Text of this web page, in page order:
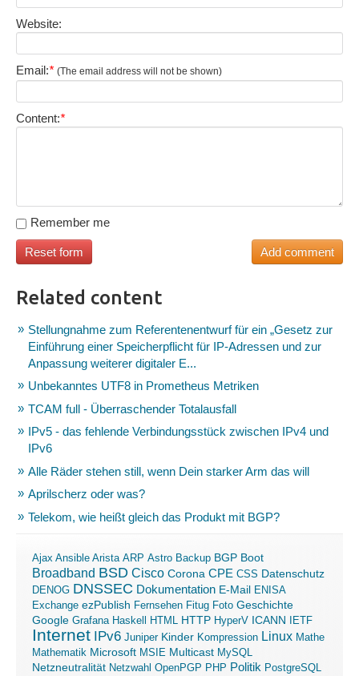
Website:
Email:* (The email address will not be shown)
Content:*
Remember me
Related content
Stellungnahme zum Referentenentwurf für ein „Gesetz zur
Einführung einer Speicherpflicht für IP-Adressen und zur
Anpassung weiterer digitaler E...
Unbekanntes UTF8 in Prometheus Metriken
TCAM full - Überraschender Totalausfall
IPv5 - das fehlende Verbindungsstück zwischen IPv4 und
IPv6
Alle Räder stehen still, wenn Dein starker Arm das will
Aprilscherz oder was?
Telekom, wie heißt gleich das Produkt mit BGP?
Ajax Ansible Arista ARP Astro Backup BGP Boot
Broadband BSD Cisco Corona CPE CSS Datenschutz
DENOG DNSSEC Dokumentation E-Mail ENISA
Exchange ezPublish Fernsehen Fitug Foto Geschichte
Google Grafana Haskell HTML HTTP HyperV ICANN IETF
Internet IPv6 Juniper Kinder Kompression Linux Mathe
Mathematik Microsoft MSIE Multicast MySQL
Netzneutralität Netzwahl OpenPGP PHP Politik PostgreSQL